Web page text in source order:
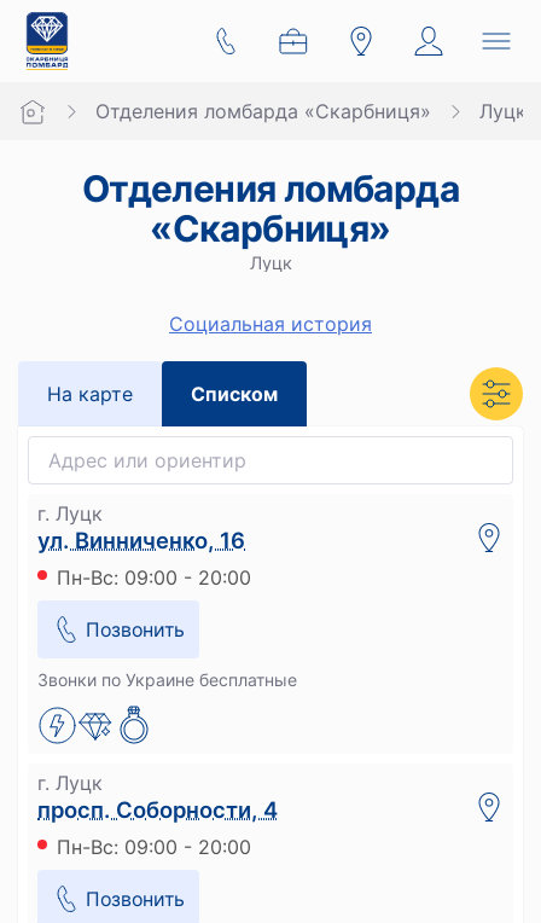
Отделения ломбарда «Скарбниця» Луцк
Отделения ломбарда
«Скарбниця»
Луцк
Социальная история
На карте Списком
г. Луцк
ул. Винниченко, 16
Пн-Вс: 09:00 - 20:00
Позвонить
Звонки по Украине бесплатные
г. Луцк
просп. Соборности, 4
Пн-Вс: 09:00 - 20:00
Позвонить